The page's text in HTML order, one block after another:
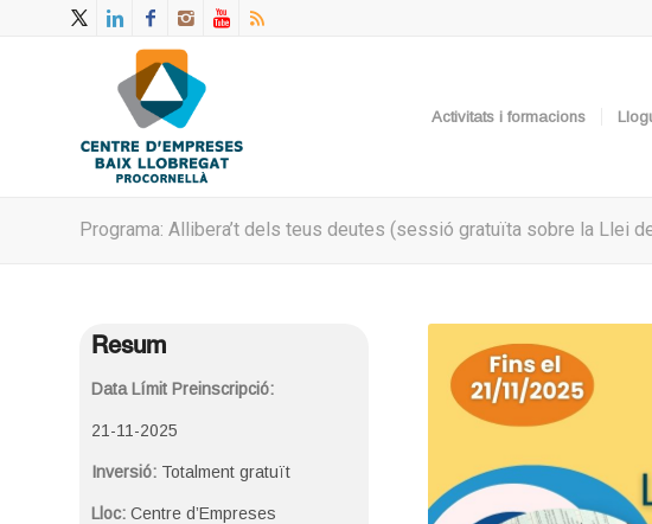
Activitats i formacions
Programa: Allibera’t dels teus deutes (sessió gratuïta sobre la Llei
Resum
Data Límit Preinscripció:
21-11-2025
Inversió: Totalment gratuït
Lloc: Centre d’Empreses